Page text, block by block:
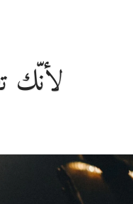
لأنّك